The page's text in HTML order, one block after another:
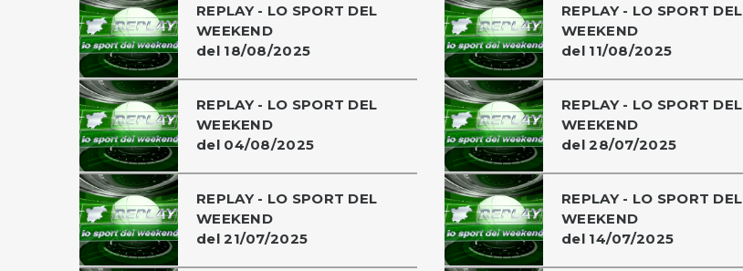
REPLAY - LO SPORT DEL
WEEKEND
del 18/08/2025
REPLAY - LO SPORT DEL
WEEKEND
del 11/08/2025
REPLAY - LO SPORT DEL
WEEKEND
del 04/08/2025
REPLAY - LO SPORT DEL
WEEKEND
del 28/07/2025
REPLAY - LO SPORT DEL
WEEKEND
del 21/07/2025
REPLAY - LO SPORT DEL
WEEKEND
del 14/07/2025